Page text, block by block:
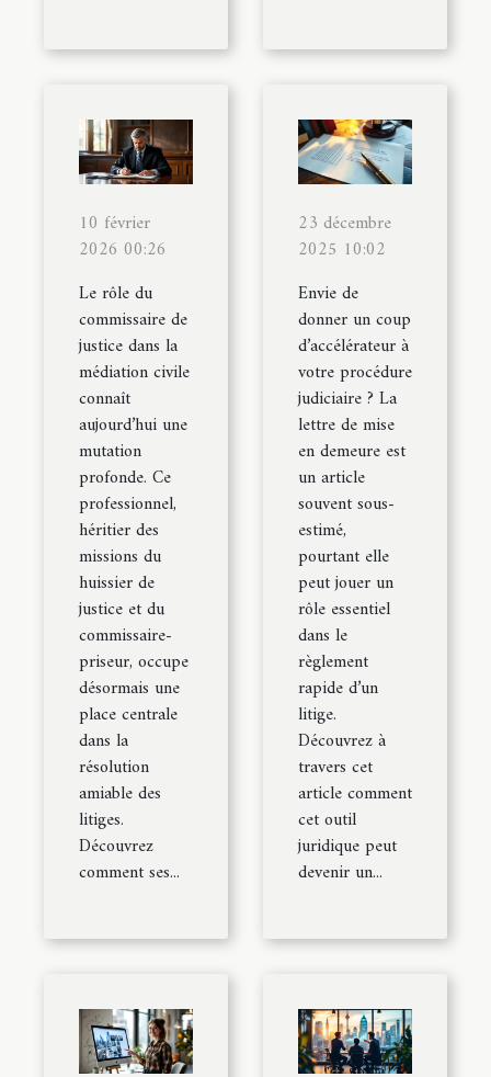
10 février
2026 00:26
Le rôle du
commissaire de
justice dans la
médiation civile
connaît
aujourd’hui une
mutation
profonde. Ce
professionnel,
héritier des
missions du
huissier de
justice et du
commissaire-
priseur, occupe
désormais une
place centrale
dans la
résolution
amiable des
litiges.
Découvrez
comment ses...
23 décembre
2025 10:02
Envie de
donner un coup
d’accélérateur à
votre procédure
judiciaire ? La
lettre de mise
en demeure est
un article
souvent sous-
estimé,
pourtant elle
peut jouer un
rôle essentiel
dans le
règlement
rapide d’un
litige.
Découvrez à
travers cet
article comment
cet outil
juridique peut
devenir un...